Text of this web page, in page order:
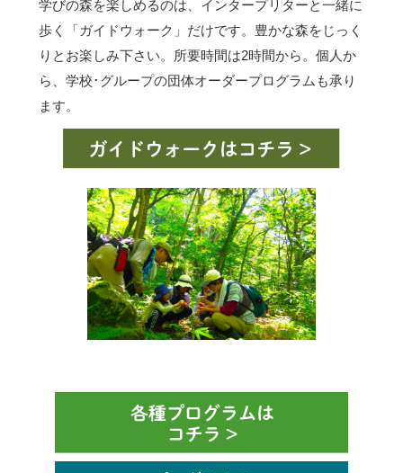
学びの森を楽しめるのは、インタープリターと一緒に
歩く「ガイドウォーク」だけです。豊かな森をじっく
りとお楽しみ下さい。所要時間は2時間から。個人か
ら、学校･グループの団体オーダープログラムも承り
ます。